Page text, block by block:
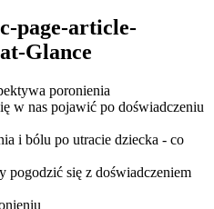
page-article-
Glance
poronienia
w nas pojawić po doświadczeniu
i bólu po utracie dziecka - co
pogodzić się z doświadczeniem